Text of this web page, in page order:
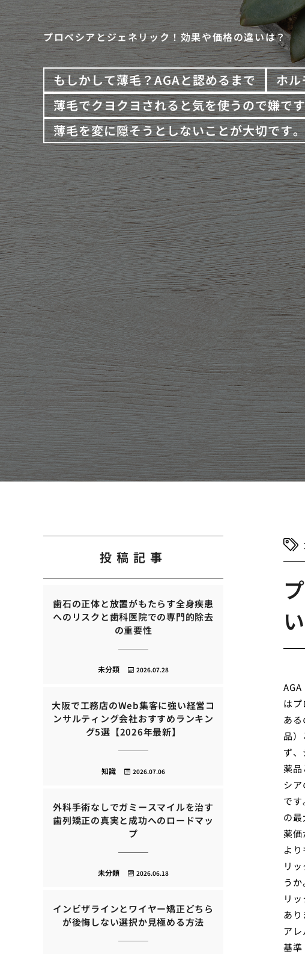
プロペシアとジェネリック！効果や価格の違いは？
もしかして薄毛？AGAと認めるまで ホル
薄毛でクヨクヨされると気を使うので嫌です
薄毛を変に隠そうとしないことが大切です。
は
あ
品
ず
薬
シ
で
の
薬
よ
リ
う
リ
あ
ア
基準
投稿記事
歯石の正体と放置がもたらす全身疾患
へのリスクと歯科医院での専門的除去
の重要性
2026.07.28
未分類
大阪で工務店のWeb集客に強い経営コ
ンサルティング会社おすすめランキン
グ5選【2026年最新】
2026.07.06
知識
外科手術なしでガミースマイルを治す
歯列矯正の真実と成功へのロードマッ
プ
2026.06.18
未分類
インビザラインとワイヤー矯正どちら
が後悔しない選択か見極める方法